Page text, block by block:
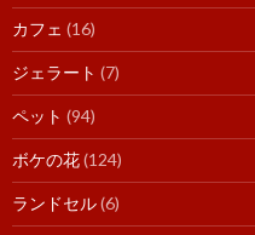
カフェ (16)
ジェラート (7)
ペット (94)
ボケの花(124)
ランドセル(6)